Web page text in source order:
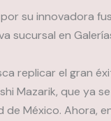
su innovadora
sucursal en
replicar el gran
Mazarik, que ya
México. Ahora,